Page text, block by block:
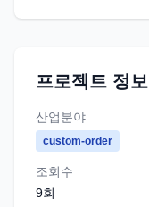
프로젝트 정보
산업분야
custom-order
조회수
9회